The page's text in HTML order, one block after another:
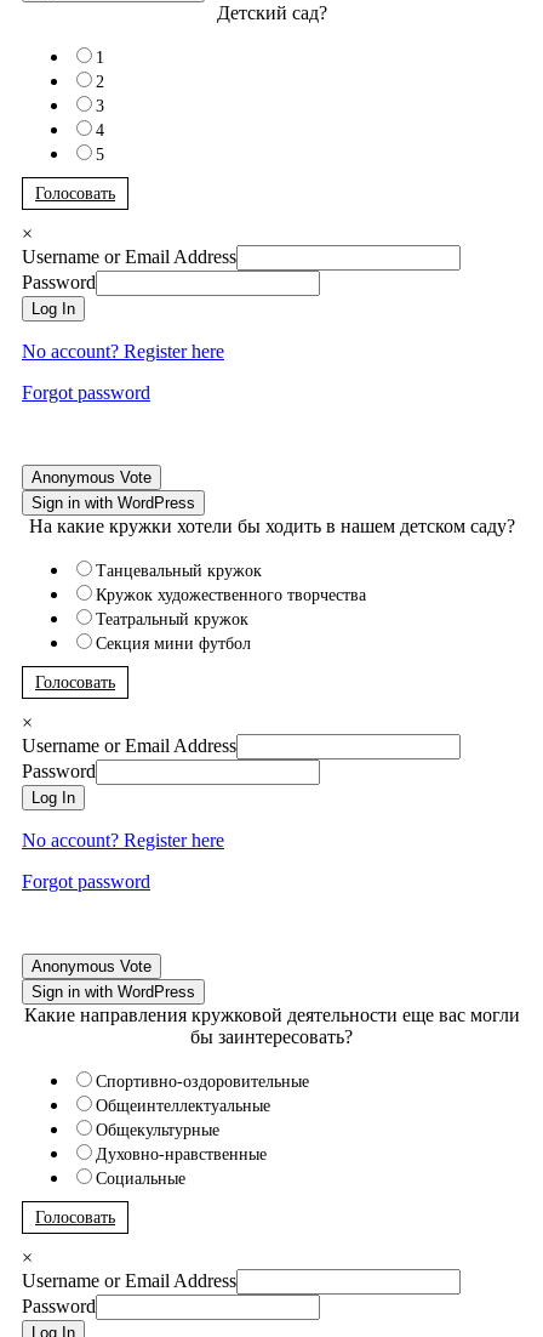
Детский сад?
1
2
3
4
5
Голосовать
×
Username or Email Address
Password
Log In
No account? Register here
Forgot password
Anonymous Vote
Sign in with WordPress
На какие кружки хотели бы ходить в нашем детском саду?
Танцевальный кружок
Кружок художественного творчества
Театральный кружок
Секция мини футбол
Голосовать
×
Username or Email Address
Password
Log In
No account? Register here
Forgot password
Anonymous Vote
Sign in with WordPress
Какие направления кружковой деятельности еще вас могли
бы заинтересовать?
Спортивно-оздоровительные
Общеинтеллектуальные
Общекультурные
Духовно-нравственные
Социальные
Голосовать
×
Username or Email Address
Password
Log In